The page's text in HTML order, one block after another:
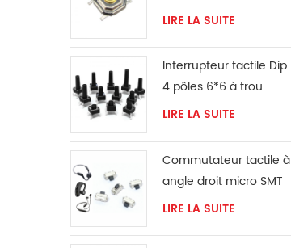
pour ventilateur
LIRE LA SUITE
Interrupteur tactile Dip
4 pôles 6*6 à trou
traversant
LIRE LA SUITE
Commutateur tactile à
angle droit micro SMT
LIRE LA SUITE